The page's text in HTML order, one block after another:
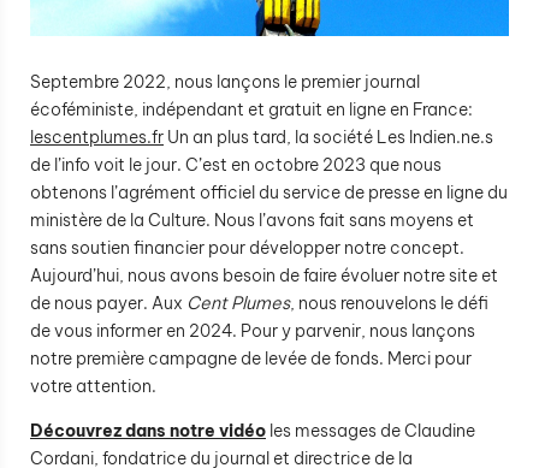
Septembre 2022, nous lançons le premier journal
écoféministe, indépendant et gratuit en ligne en France:
lescentplumes.fr Un an plus tard, la société Les Indien.ne.s
de l’info voit le jour. C’est en octobre 2023 que nous
obtenons l’agrément officiel du service de presse en ligne du
ministère de la Culture. Nous l’avons fait sans moyens et
sans soutien financier pour développer notre concept.
Aujourd’hui, nous avons besoin de faire évoluer notre site et
de nous payer. Aux Cent Plumes, nous renouvelons le défi
de vous informer en 2024. Pour y parvenir, nous lançons
notre première campagne de levée de fonds. Merci pour
votre attention.
Découvrez dans notre vidéo les messages de Claudine
Cordani, fondatrice du journal et directrice de la